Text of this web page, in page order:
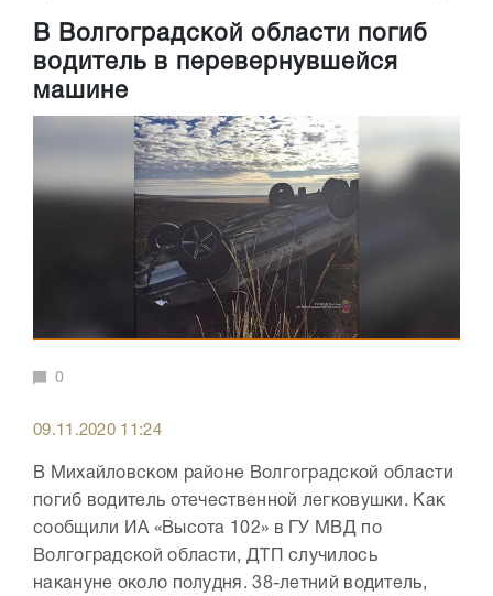
В Волгоградской области погиб
водитель в перевернувшейся
машине
0
09.11.2020 11:24
В Михайловском районе Волгоградской области
погиб водитель отечественной легковушки. Как
сообщили ИА «Высота 102» в ГУ МВД по
Волгоградской области, ДТП случилось
накануне около полудня. 38-летний водитель,